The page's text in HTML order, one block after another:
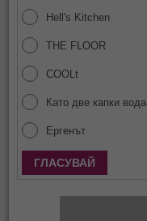
Hell's Kitchen
THE FLOOR
COOLt
Като две капки вода
Ергенът